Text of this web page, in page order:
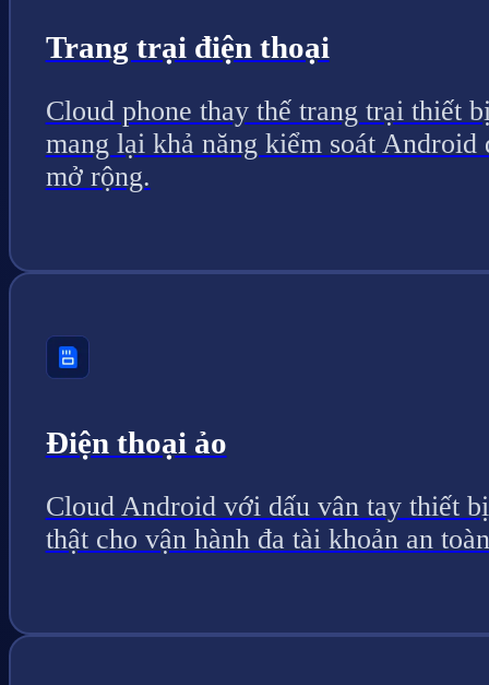
Trang trại điện thoại
Cloud phone thay thế trang trại thiết
mang lại khả năng kiểm soát Android
mở rộng.
Điện thoại ảo
Cloud Android với dấu vân tay thiết bị
thật cho vận hành đa tài khoản an